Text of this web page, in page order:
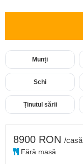
Munți
Schi
Ținutul sării
8900 RON /casă
Fără masă